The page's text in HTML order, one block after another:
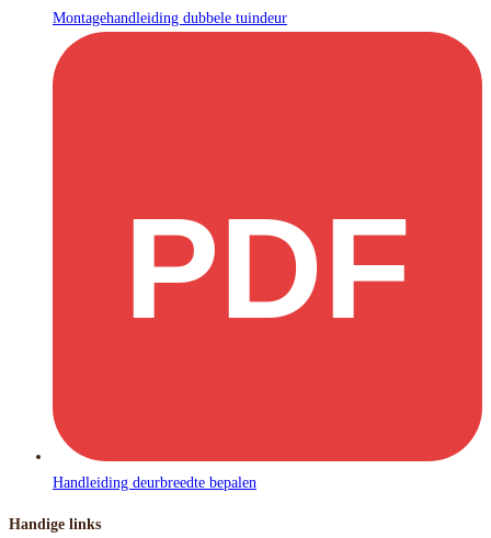
Montagehandleiding dubbele tuindeur
PDF
Handleiding deurbreedte bepalen
Handige links